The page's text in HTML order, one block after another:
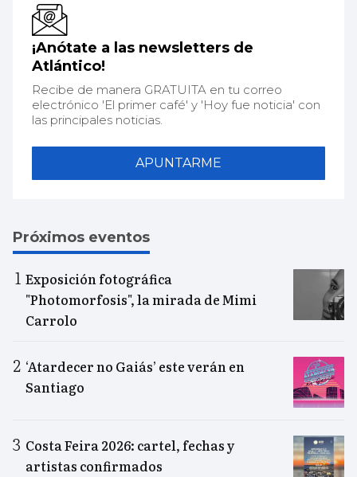
¡Anótate a las newsletters de
Atlántico!
Recibe de manera GRATUITA en tu correo
electrónico 'El primer café' y 'Hoy fue noticia' con
las principales noticias.
APUNTARME
Próximos eventos
Exposición fotográfica
"Photomorfosis", la mirada de Mimi
Carrolo
‘Atardecer no Gaiás’ este verán en
Santiago
Costa Feira 2026: cartel, fechas y
artistas confirmados